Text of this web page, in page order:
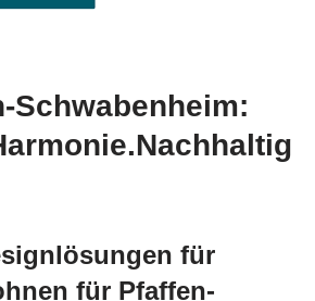
Schwabenheim:
für
für Pfaffen-